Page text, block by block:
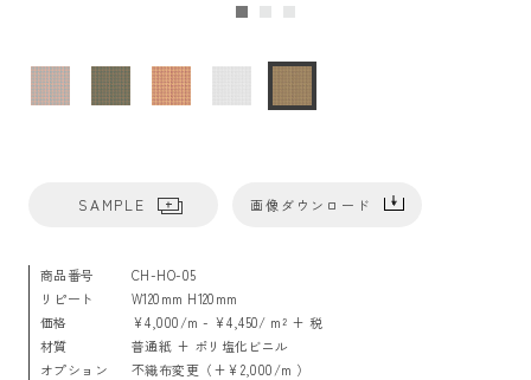
SAMPLE 画像ダウンロード
商品番号
CH-HO-05
リピート
W120mm H120mm
価格
¥4,000/m - ¥4,450/ m² + 税
材質
普通紙 + ポリ塩化ビニル
オプション
不織布変更（+¥2,000/m ）